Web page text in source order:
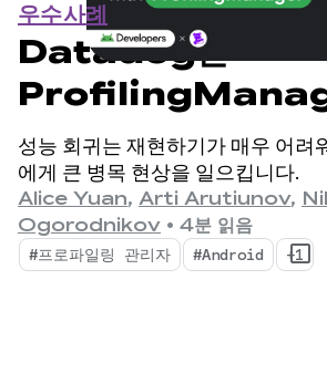
우수사례
Datadog는
해 수백만 개의 심층
를 제공합니다.
성능 회귀는 재현하기가 매우 어려
에게 큰 병목 현상을 일으킵니다.
Alice Yuan, Arti Arutiunov,
Ogorodnikov • 4분 읽음
#프로파일링 관리자 #Android +1